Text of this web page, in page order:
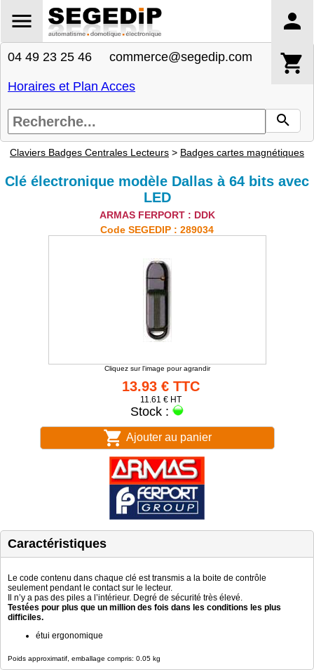
04 49 23 25 46 commerce@segedip.com
Horaires et Plan Acces
Claviers Badges Centrales Lecteurs > Badges cartes magnétiques
Clé électronique modèle Dallas à 64 bits avec
LED
ARMAS FERPORT : DDK
Code SEGEDIP : 289034
Cliquez sur l'image pour agrandir
13.93 € TTC
11.61 € HT
Stock :
Ajouter au panier
Caractéristiques
Le code contenu dans chaque clé est transmis a la boite de contrôle
seulement pendant le contact sur le lecteur.
Il n’y a pas des piles a l’intérieur. Degré de sécurité très élevé.
Testées pour plus que un million des fois dans les conditions les plus
difficiles.
étui ergonomique
Poids approximatif, emballage compris: 0.05 kg